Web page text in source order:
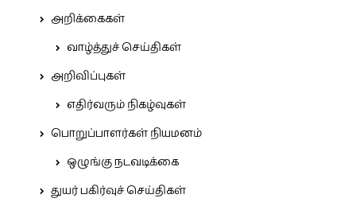
அறிக்கைகள்
வாழ்த்துச் செய்திகள்
அறிவிப்புகள்
எதிர்வரும் நிகழ்வுகள்
பொறுப்பாளர்கள் நியமனம்
ஒழுங்கு நடவடிக்கை
துயர் பகிர்வுச் செய்திகள்